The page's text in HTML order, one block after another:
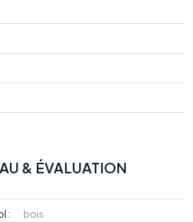
& ÉVALUATION
: bois